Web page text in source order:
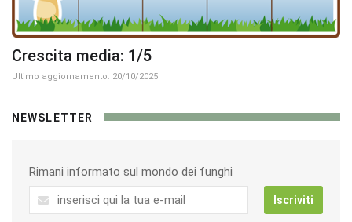
Crescita media: 1/5
Ultimo aggiornamento: 20/10/2025
NEWSLETTER
Rimani informato sul mondo dei funghi
Iscriviti